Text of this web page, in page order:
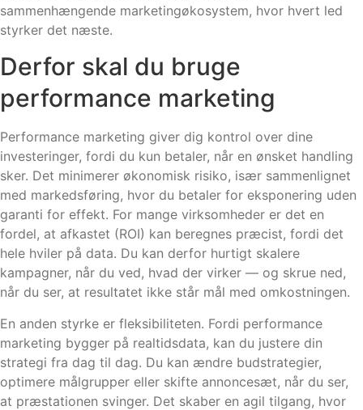
sammenhængende marketingøkosystem, hvor hvert led
styrker det næste.
Derfor skal du bruge
performance marketing
Performance marketing giver dig kontrol over dine
investeringer, fordi du kun betaler, når en ønsket handling
sker. Det minimerer økonomisk risiko, især sammenlignet
med markedsføring, hvor du betaler for eksponering uden
garanti for effekt. For mange virksomheder er det en
fordel, at afkastet (ROI) kan beregnes præcist, fordi det
hele hviler på data. Du kan derfor hurtigt skalere
kampagner, når du ved, hvad der virker — og skrue ned,
når du ser, at resultatet ikke står mål med omkostningen.
En anden styrke er fleksibiliteten. Fordi performance
marketing bygger på realtidsdata, kan du justere din
strategi fra dag til dag. Du kan ændre budstrategier,
optimere målgrupper eller skifte annoncesæt, når du ser,
at præstationen svinger. Det skaber en agil tilgang, hvor